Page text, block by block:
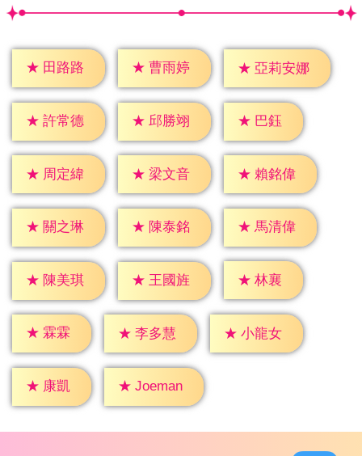
★ 田路路 ★ 曹雨婷 ★ 亞莉安娜
★ 許常德 ★ 邱勝翊 ★ 巴鈺
★ 周定緯 ★ 梁文音 ★ 賴銘偉
★ 關之琳 ★ 陳泰銘 ★ 馬清偉
★ 陳美琪 ★ 王國旌 ★ 林襄
★ 霖霖 ★ 李多慧 ★ 小龍女
★ 康凱 ★ Joeman